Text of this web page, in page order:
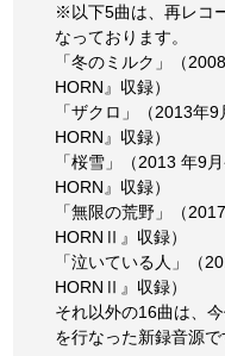
※以下5曲は、再レコ
なっております。
「冬のミルク」（
HORN』収録）
「ザクロ」（2013年
HORN』収録）
「桜雪」（2013 年9
HORN』収録）
「無限の荒野」（
HORNⅡ』収録）
「泣いている人」（
HORNⅡ』収録）
それ以外の16曲は、
を行なった新録音源で